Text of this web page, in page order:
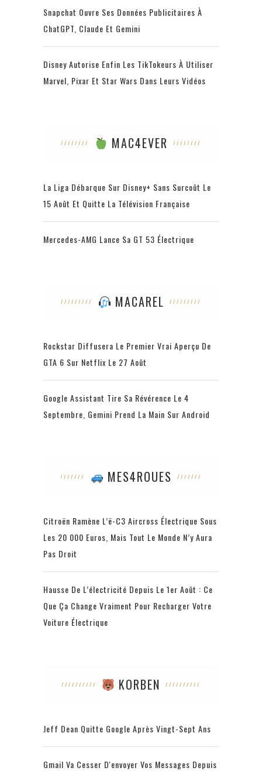
Snapchat Ouvre Ses Données Publicitaires À
ChatGPT, Claude Et Gemini
Disney Autorise Enfin Les TikTokeurs À Utiliser
Marvel, Pixar Et Star Wars Dans Leurs Vidéos
MAC4EVER
La Liga Débarque Sur Disney+ Sans Surcoût Le
15 Août Et Quitte La Télévision Française
Mercedes-AMG Lance Sa GT 53 Électrique
MACAREL
Rockstar Diffusera Le Premier Vrai Aperçu De
GTA 6 Sur Netflix Le 27 Août
Google Assistant Tire Sa Révérence Le 4
Septembre, Gemini Prend La Main Sur Android
MES4ROUES
Citroën Ramène L’ë-C3 Aircross Électrique Sous
Les 20 000 Euros, Mais Tout Le Monde N’y Aura
Pas Droit
Hausse De L’électricité Depuis Le 1er Août : Ce
Que Ça Change Vraiment Pour Recharger Votre
Voiture Électrique
KORBEN
Jeff Dean Quitte Google Après Vingt-Sept Ans
Gmail Va Cesser D'envoyer Vos Messages Depuis